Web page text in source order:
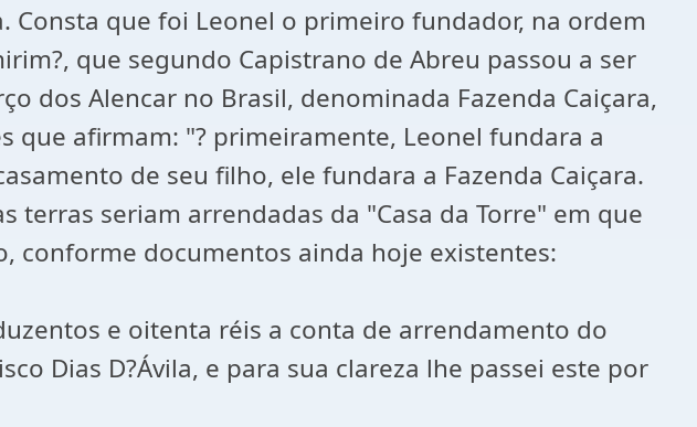
Consta que foi Leonel o primeiro fundador, na ordem
que segundo Capistrano de Abreu passou a ser
dos Alencar no Brasil, denominada Fazenda Caiçara,
que afirmam: "? primeiramente, Leonel fundara a
de seu filho, ele fundara a Fazenda Caiçara.
terras seriam arrendadas da "Casa da Torre" em que
conforme documentos ainda hoje existentes:
e oitenta réis a conta de arrendamento do
Dias D?Ávila, e para sua clareza lhe passei este por